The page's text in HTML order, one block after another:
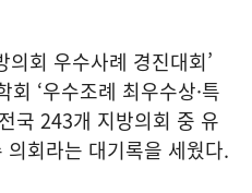
의회 우수사례 경진대회’
‘우수조례 최우수상·특
국 243개 지방의회 중 유
회라는 대기록을 세웠다.